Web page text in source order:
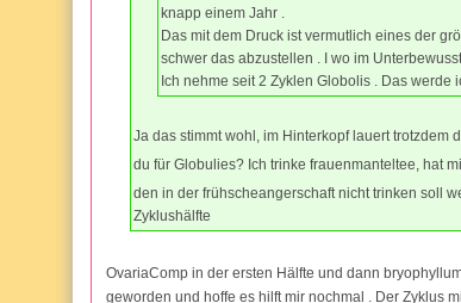
knapp einem Jahr .
Das mit dem Druck ist vermutlich eines der
schwer das abzustellen . I wo im
Ich nehme seit 2 Zyklen Globolis . Das werde
Ja das stimmt wohl, im Hinterkopf lauert trotzdem
du für Globulies? Ich trinke frauenmanteltee, hat
den in der frühscheangerschaft nicht trinken soll
Zyklushälfte
OvariaComp in der ersten Hälfte und dann
geworden und hoffe es hilft mir nochmal . Der Zyklus